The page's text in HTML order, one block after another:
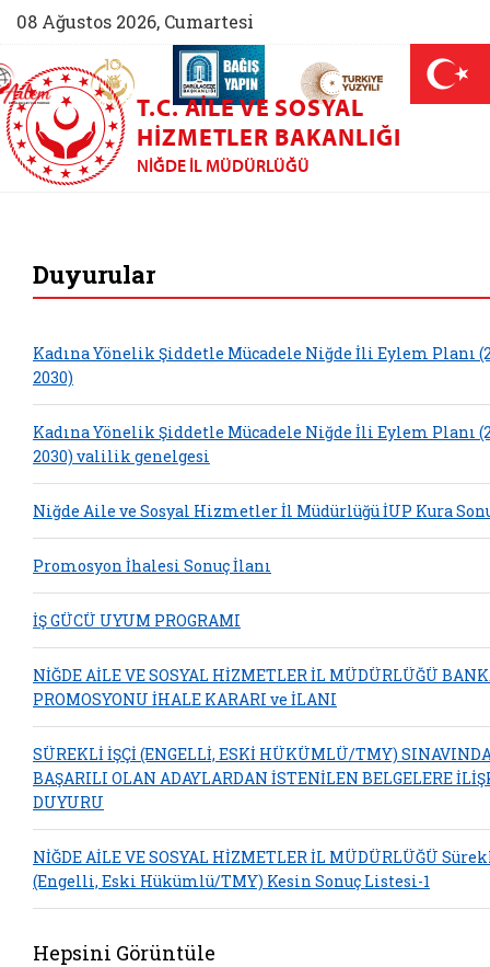
08 Ağustos 2026, Cumartesi
(yeni sekmede açılır)
AİLEM İletişim Merkezi (yeni sekmede açılır)
Aile ve Nüfus On Yılı (yeni sekmede açılır)
Darülaceze bağış sayfası (yeni
T.C. AILE VE SOSYAL
HIZMETLER BAKANLIĞI
NIĞDE İL MÜDÜRLÜĞÜ
Duyurular
Kadına Yönelik Şiddetle Mücadele Niğde İli Eylem Planı
2030)
Kadına Yönelik Şiddetle Mücadele Niğde İli Eylem Planı
2030) valilik genelgesi
Niğde Aile ve Sosyal Hizmetler İl Müdürlüğü İUP Kura
Promosyon İhalesi Sonuç İlanı
İŞ GÜCÜ UYUM PROGRAMI
NİĞDE AİLE VE SOSYAL HİZMETLER İL MÜDÜRLÜĞÜ
PROMOSYONU İHALE KARARI ve İLANI
SÜREKLİ İŞÇİ (ENGELLİ, ESKİ HÜKÜMLÜ/TMY)
BAŞARILI OLAN ADAYLARDAN İSTENİLEN BELGELERE
DUYURU
NİĞDE AİLE VE SOSYAL HİZMETLER İL MÜDÜRLÜĞÜ
(Engelli, Eski Hükümlü/TMY) Kesin Sonuç Listesi-1
Hepsini Görüntüle